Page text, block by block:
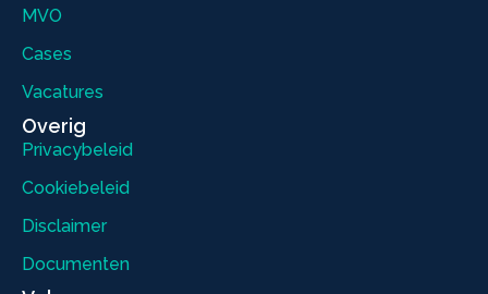
MVO
Cases
Vacatures
Overig
Privacybeleid
Cookiebeleid
Disclaimer
Documenten